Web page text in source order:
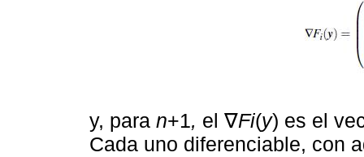
y, para n+1, el ∇Fi(y) es el
Cada uno diferenciable, con